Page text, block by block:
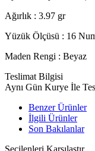
Ağırlık : 3.97 gr
Yüzük Ölçüsü : 16
Maden Rengi : Beyaz
Teslimat Bilgisi
Aynı Gün Kurye İle
Benzer Ürünler
İlgili Ürünler
Son Bakılanlar
Seçilenleri Karşılaştır